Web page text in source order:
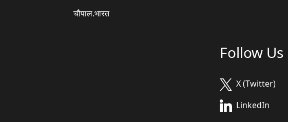
चौपाल.भारत
Follow Us
X (Twitter)
LinkedIn